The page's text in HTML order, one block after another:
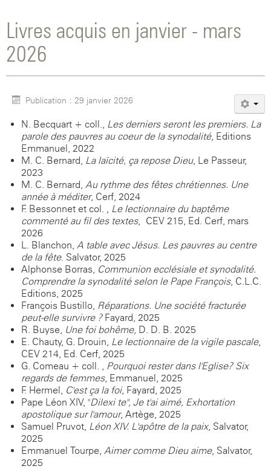
Livres acquis en janvier - mars
2026
Publication : 29 janvier 2026
N. Becquart + coll., Les derniers seront les premiers. La
parole des pauvres au coeur de la synodalité, Editions
Emmanuel, 2022
M. C. Bernard, La laïcité, ça repose Dieu, Le Passeur,
2023
M. C. Bernard, Au rythme des fêtes chrétiennes. Une
année à méditer, Cerf, 2024
F. Bessonnet et col. , Le lectionnaire du baptême
commenté au fil des textes, CEV 215, Ed. Cerf, mars
2026
L. Blanchon, A table avec Jésus. Les pauvres au centre
de la fête. Salvator, 2025
Alphonse Borras, Communion ecclésiale et synodalité.
Comprendre la synodalité selon le Pape François, C.L.C.
Editions, 2025
François Bustillo, Réparations. Une société fracturée
peut-elle survivre ?Fayard, 2025
R. Buyse, Une foi bohême, D. D. B. 2025
E. Chauty, G. Drouin, Le lectionnaire de la vigile pascale,
CEV 214, Ed. Cerf, 2025
G. Comeau + coll. , Pourquoi rester dans l'Eglise? Six
regards de femmes, Emmanuel, 2025
F. Hermel, C'est ça la foi, Fayard, 2025
Pape Léon XIV, "Dilexi te", Je t'ai aimé, Exhortation
apostolique sur l'amour, Artège, 2025
Samuel Pruvot, Léon XIV. L'apôtre de la paix, Salvator,
2025
Emmanuel Tourpe, Aimer comme Dieu aime, Salvator,
2025